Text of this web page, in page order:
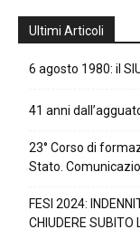
Ultimi Articoli
6 agosto 1980: il
41 anni
23° Corso di
Stato.
FESI 2024:
CHIUDERE SUBITO